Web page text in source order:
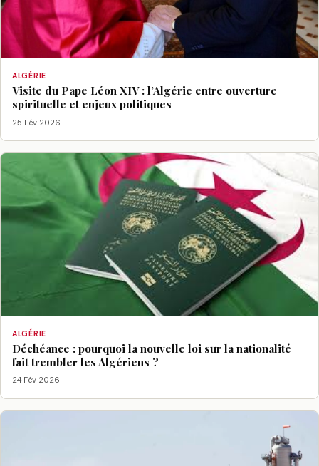
ALGÉRIE
Visite du Pape Léon XIV : l’Algérie entre ouverture
spirituelle et enjeux politiques
25 Fév 2026
ALGÉRIE
Déchéance : pourquoi la nouvelle loi sur la nationalité
fait trembler les Algériens ?
24 Fév 2026